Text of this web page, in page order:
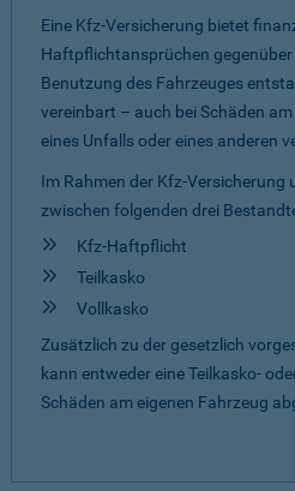
Eine Kfz-Versicherung bietet
Haftpflichtansprüchen gegenüber
Benutzung des Fahrzeuges
vereinbart – auch bei Schäden
eines Unfalls oder eines anderen
Im Rahmen der Kfz-Versicherung
zwischen folgenden drei
Kfz-Haftpflicht
Teilkasko
Vollkasko
Zusätzlich zu der gesetzlich
kann entweder eine Teilkasko-
Schäden am eigenen Fahrzeug